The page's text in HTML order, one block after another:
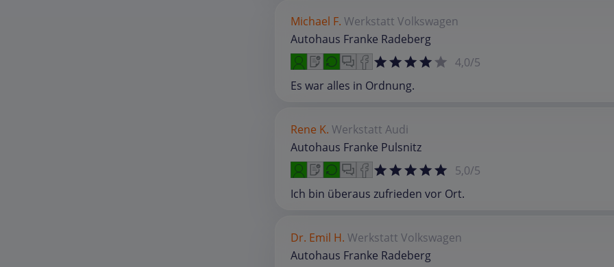
Michael F. Werkstatt Volkswagen
Autohaus Franke Radeberg
4,0/5
Es war alles in Ordnung.
Rene K. Werkstatt Audi
Autohaus Franke Pulsnitz
5,0/5
Ich bin überaus zufrieden vor Ort.
Dr. Emil H. Werkstatt Volkswagen
Autohaus Franke Radeberg